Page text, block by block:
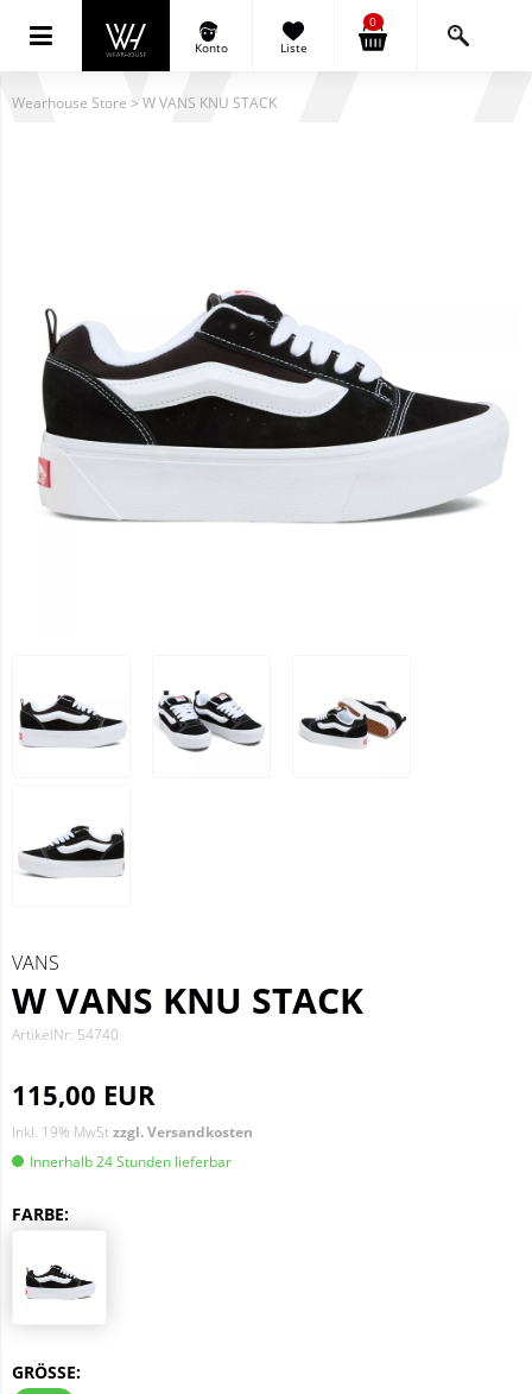
Konto Liste
0
Wearhouse Store > W VANS KNU STACK
VANS
W VANS KNU STACK
ArtikelNr: 54740
115,00 EUR
Inkl. 19% MwStzzgl. Versandkosten
Innerhalb 24 Stunden lieferbar
FARBE:
GRÖSSE: